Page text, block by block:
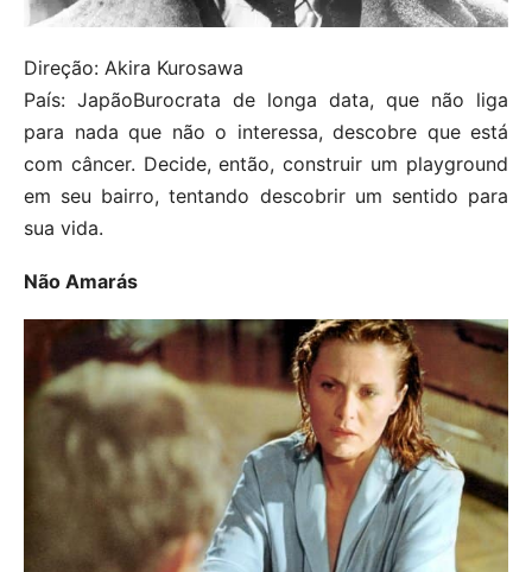
Direção: Akira Kurosawa
País: JapãoBurocrata de longa data, que não liga
para nada que não o interessa, descobre que está
com câncer. Decide, então, construir um playground
em seu bairro, tentando descobrir um sentido para
sua vida.
Não Amarás